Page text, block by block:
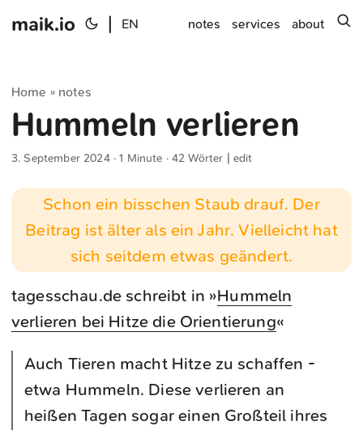
maik.io EN notes services about
Home » notes
Hummeln verlieren
3. September 2024· 1 Minute · 42 Wörter | edit
Schon ein bisschen Staub drauf. Der
Beitrag ist älter als ein Jahr. Vielleicht hat
sich seitdem etwas geändert.
tagesschau.de schreibt in »Hummeln
verlieren bei Hitze die Orientierung«
Auch Tieren macht Hitze zu schaffen -
etwa Hummeln. Diese verlieren an
heißen Tagen sogar einen Großteil ihres